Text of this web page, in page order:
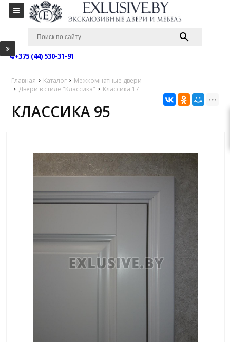
+375 (44) 530-31-91
Главная Каталог
Межкомнатные двери
Двери в стиле "Классика"
Классика 17
КЛАССИКА 95